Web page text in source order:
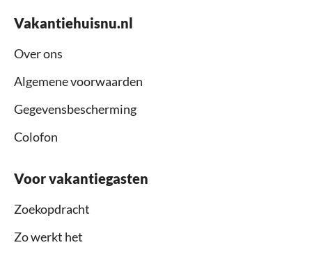
Vakantiehuisnu.nl
Over ons
Algemene voorwaarden
Gegevensbescherming
Colofon
Voor vakantiegasten
Zoekopdracht
Zo werkt het